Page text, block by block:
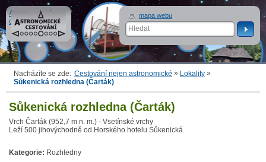
Astronomické
cestování
Nacházíte se zde: Cestování nejen astronomické » Lokality »
Sůkenická rozhledna (Čarták)
Sůkenická rozhledna (Čarták)
Vrch Čarták (952,7 m n. m.) - Vsetínské vrchy
Leží 500 jihovýchodně od Horského hotelu Sůkenická.
Kategorie: Rozhledny
mapa webu